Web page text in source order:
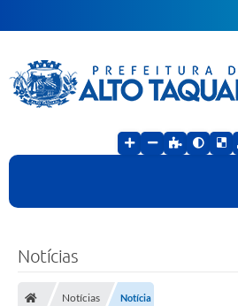
Notícias
Notícias Notícia